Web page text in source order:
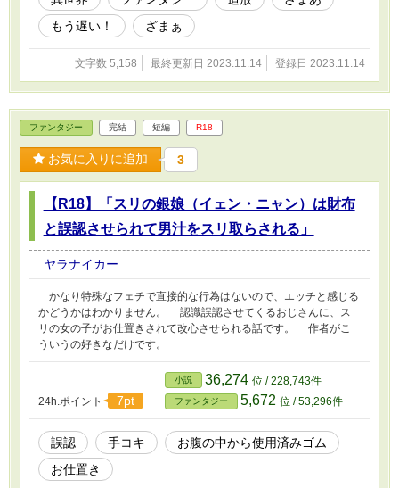
もう遅い！
ざまぁ
文字数 5,158 最終更新日 2023.11.14 登録日 2023.11.14
ファンタジー 完結 短編 R18
お気に入りに追加 3
【R18】「スリの銀娘（イェン・ニャン）は財布
と誤認させられて男汁をスリ取らされる」
ヤラナイカー
かなり特殊なフェチで直接的な行為はないので、エッチと感じる
かどうかはわかりません。 認識誤認させてくるおじさんに、ス
リの女の子がお仕置きされて改心させられる話です。 作者がこ
ういうの好きなだけです。
24h.ポイント 7pt
小説 36,274 位 / 228,743件
ファンタジー 5,672 位 / 53,296件
誤認 手コキ
お腹の中から使用済みゴム
お仕置き